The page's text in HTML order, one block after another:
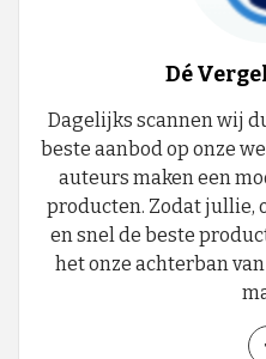
Dé
Dagelijks scannen wij
beste aanbod op onze
auteurs maken een
producten. Zodat jullie,
en snel de beste
het onze achterban